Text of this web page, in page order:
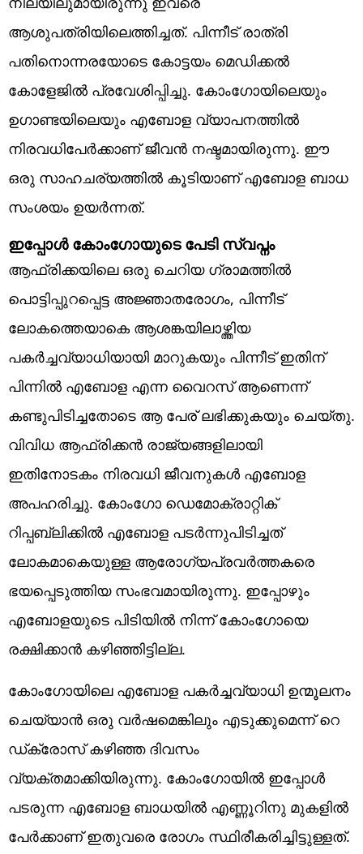
ആശുപത്രിയിലെത്തിച്ചത്. പിന്നീട് രാത്രി
പതിനൊന്നരയോടെ കോട്ടയം മെഡിക്കൽ
കോളേജിൽ പ്രവേശിപ്പിച്ചു. കോംഗോയിലെയും
ഉഗാണ്ടയിലെയും എബോള വ്യാപനത്തിൽ
നിരവധിപേർക്കാണ് ജീവൻ നഷ്ടമായിരുന്നു. ഈ
ഒരു സാഹചര്യത്തിൽ കൂടിയാണ് എബോള ബാധ
സംശയം ഉയർന്നത്.
ഇപ്പോൾ കോംഗോയുടെ പേടി സ്വപ്നം
ആഫ്രിക്കയിലെ ഒരു ചെറിയ ഗ്രാമത്തിൽ
പൊട്ടിപ്പുറപ്പെട്ട അജ്ഞാതരോഗം, പിന്നീട്
ലോകത്തെയാകെ ആശങ്കയിലാഴ്ത്തിയ
പകർച്ചവ്യാധിയായി മാറുകയും പിന്നീട് ഇതിന്
പിന്നിൽ എബോള എന്ന ​വൈറസ് ആണെന്ന്
കണ്ടുപിടിച്ചതോടെ ആ പേര് ലഭിക്കുകയും ചെയ്തു.
വിവിധ ആഫ്രിക്കൻ രാജ്യങ്ങളിലായി
ഇതിനോടകം നിരവധി ജീവനുകൾ എബോള
അ‌പഹരിച്ചു. കോംഗോ ഡെമോക്രാറ്റിക്
റിപ്പബ്ലിക്കിൽ എബോള പടർന്നുപിടിച്ചത്
ലോകമാകെയുള്ള ആരോഗ്യപ്രവർത്തകരെ
ഭയപ്പെടുത്തിയ സംഭവമായിരുന്നു. ഇപ്പോഴും
എബോളയുടെ പിടിയിൽ നിന്ന് കോംഗോയെ
രക്ഷിക്കാൻ കഴിഞ്ഞിട്ടില്ല.
കോം​​​ഗോ​​​യി​​​ലെ എ​​​ബോ​​​ള പ​​​ക​​​ർ​​​ച്ച​​​വ്യാ​​​ധി ഉ​​​ന്മൂ​​​ല​​​നം
ചെ​​​യ്യാ​​​ൻ ഒ​​​രു വ​​​ർ​​​ഷ​​​മെ​​​ങ്കി​​​ലും എ​​​ടു​​​ക്കു​​​മെ​​​ന്ന് റെ​​​
ഡ്ക്രോ​​​സ് കഴിഞ്ഞ ദിവസം
വ്യക്തമാക്കിയിരുന്നു. കോംഗോയിൽ ഇപ്പോൾ
പടരുന്ന എബോള ബാധയിൽ എ​​​ണ്ണൂ​​​റി​​​നു മു​​​ക​​​ളി​​​ൽ
പേ​​​ർ​​​ക്കാ​​​ണ് ഇ​​​തു​​​വ​​​രെ രോ​​​ഗം സ്ഥി​​​രീ​​​ക​​​രി​​​ച്ചി​​​ട്ടു​​​ള്ള​​​ത്.